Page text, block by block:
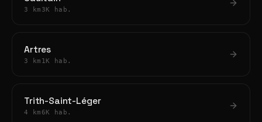
3 km 3K hab.
Artres
3 km 1K hab.
Trith-Saint-Léger
4 km 6K hab.